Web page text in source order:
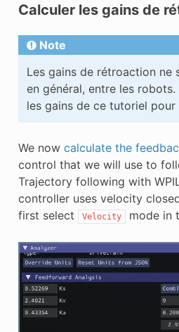
Calculer les gains de
Note
Les gains de rétroaction ne
en général, entre les robots.
les gains de ce tutoriel
We now calculate the
control that we will use to
Trajectory following with
controller uses velocity
first select
Velocity mode in